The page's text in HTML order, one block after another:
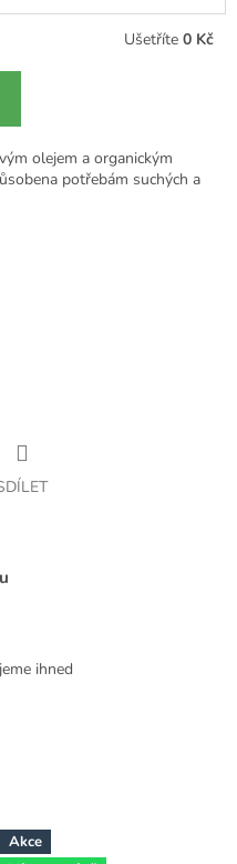
Ušetříte 0 Kč
olejem a organickým
potřebám suchých a
ihned
Akce